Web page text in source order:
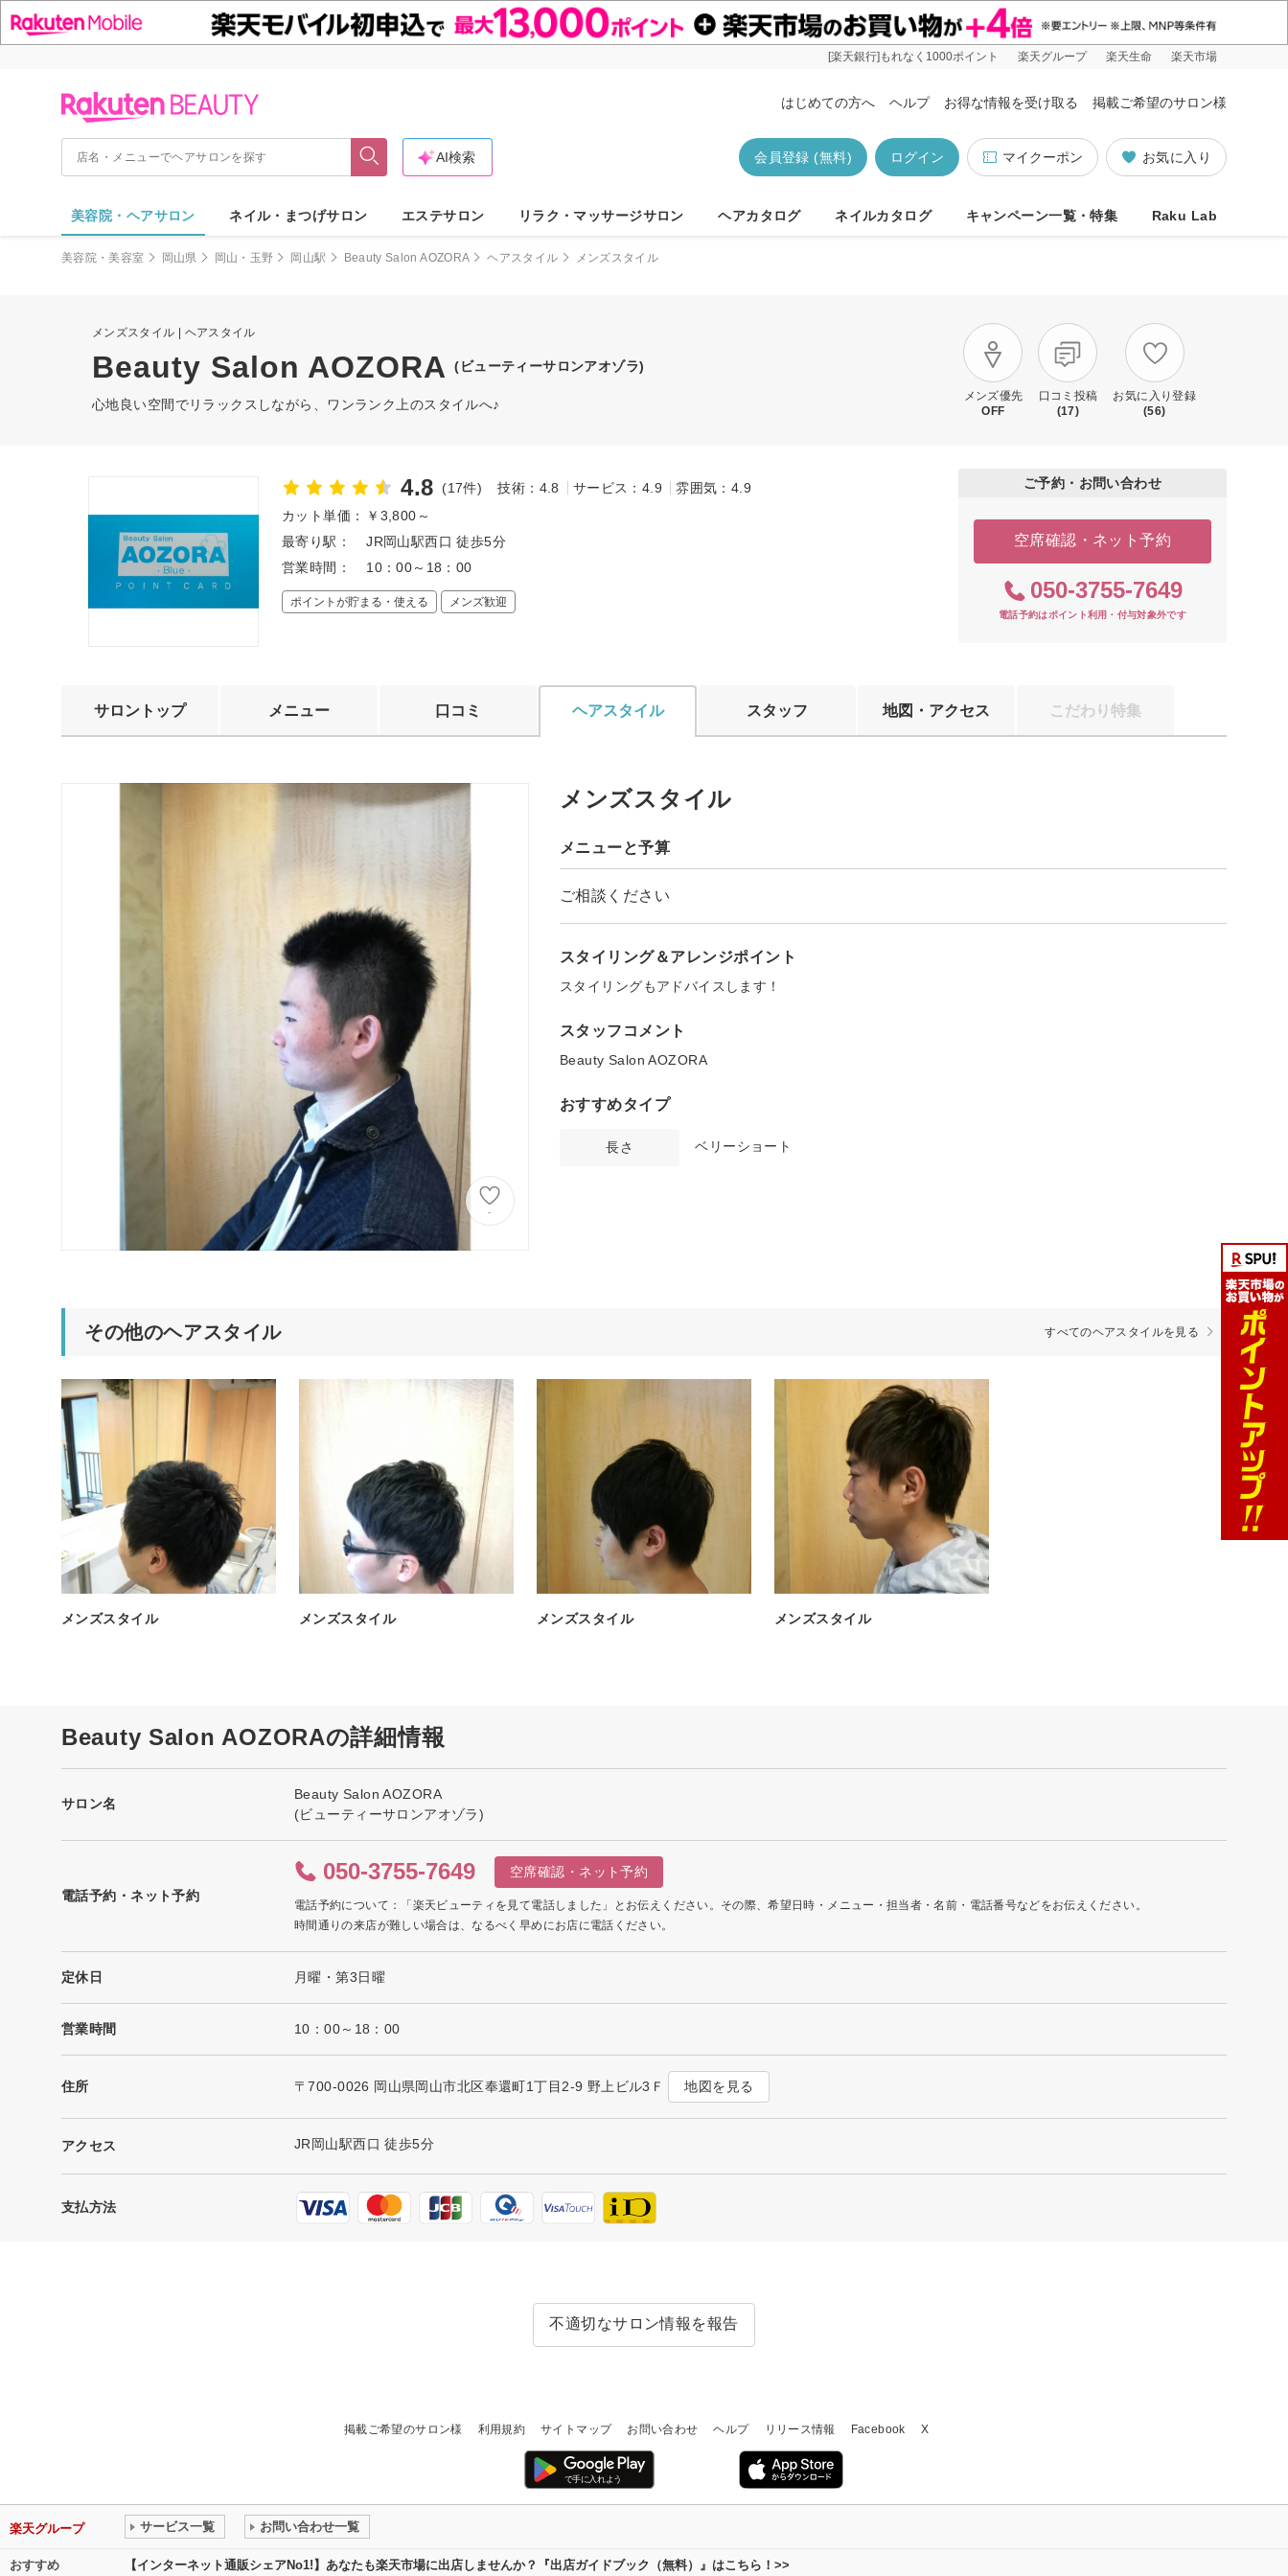
[楽天銀行]もれなく1000ポイント 楽天グループ 楽天生命 楽天市場
はじめての方へ ヘルプ お得な情報を受け取る 掲載ご希望のサロン様
お気に入り
マイクーポン
ログイン
会員登録 (無料)
AI検索
美容院・ヘアサロン ネイル・まつげサロン エステサロン リラク・マッサージサロン ヘアカタログ ネイルカタログ キャンペーン一覧・特集 Raku Lab
美容院・美容室 岡山県 岡山・玉野 岡山駅 Beauty Salon AOZORA ヘアスタイル メンズスタイル
メンズスタイル | ヘアスタイル
Beauty Salon AOZORA (ビューティーサロンアオゾラ)
心地良い空間でリラックスしながら、ワンランク上のスタイルへ♪
メンズ優先
OFF
口コミ投稿
(17)
お気に入り登録
(56)
4.8 (17件) 技術：4.8 サービス：4.9
雰囲気：4.9
カット単価：
￥3,800～
最寄り駅：
JR岡山駅西口 徒歩5分
営業時間：
10：00～18：00
ポイントが貯まる・使える メンズ歓迎
ご予約・お問い合わせ
空席確認・ネット予約
050-3755-7649
電話予約はポイント利用・付与対象外です
サロントップ メニュー 口コミ ヘアスタイル スタッフ 地図・アクセス こだわり特集
-
メンズスタイル
メニューと予算
ご相談ください
スタイリング＆アレンジポイント
スタイリングもアドバイスします！
スタッフコメント
Beauty Salon AOZORA
おすすめタイプ
長さ ベリーショート
その他のヘアスタイル すべてのヘアスタイルを見る
メンズスタイル メンズスタイル メンズスタイル メンズスタイル
Beauty Salon AOZORAの詳細情報
サロン名
Beauty Salon AOZORA
(ビューティーサロンアオゾラ)
電話予約・ネット予約
050-3755-7649 空席確認・ネット予約
電話予約について：「楽天ビューティを見て電話しました」とお伝えください。その際、希望日時・メニュー・担当者・名前・電話番号などをお伝えください。
時間通りの来店が難しい場合は、なるべく早めにお店に電話ください。
定休日 月曜・第3日曜
営業時間 10：00～18：00
住所 〒700-0026 岡山県岡山市北区奉還町1丁目2-9 野上ビル3Ｆ 地図を見る
アクセス JR岡山駅西口 徒歩5分
支払方法
不適切なサロン情報を報告
掲載ご希望のサロン様 利用規約 サイトマップ お問い合わせ ヘルプ リリース情報 Facebook X
楽天グループ サービス一覧 お問い合わせ一覧
おすすめ 【インターネット通販シェアNo1!】あなたも楽天市場に出店しませんか？『出店ガイドブック（無料）』はこちら！>>